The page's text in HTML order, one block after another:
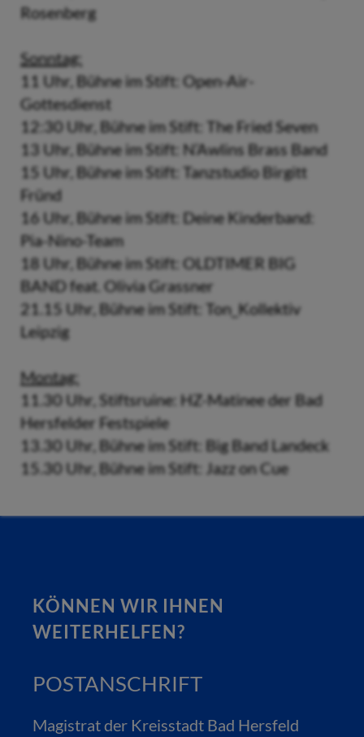
Rosenberg
Sonntag:
11 Uhr, Bühne im Stift: Open-Air-
Gottesdienst
12:30 Uhr, Bühne im Stift: The Fried Seven
13 Uhr, Bühne im Stift: N’Awlins Brass Band
15 Uhr, Bühne im Stift: Tanzstudio Birgitt
Fründ
16 Uhr, Bühne im Stift: Deine Kinderband:
Pia-Nino-Team
18 Uhr, Bühne im Stift: OLDTIMER BIG
BAND feat. Olivia Grassner
21.15 Uhr, Bühne im Stift: Ton_Kollektiv
Leipzig
Montag:
11.30 Uhr, Stiftsruine: HZ-Matinee der Bad
Hersfelder Festspiele
13.30 Uhr, Bühne im Stift: Big Band Landeck
15.30 Uhr, Bühne im Stift: Jazz on Cue
KÖNNEN WIR IHNEN
WEITERHELFEN?
POSTANSCHRIFT
Magistrat der Kreisstadt Bad Hersfeld